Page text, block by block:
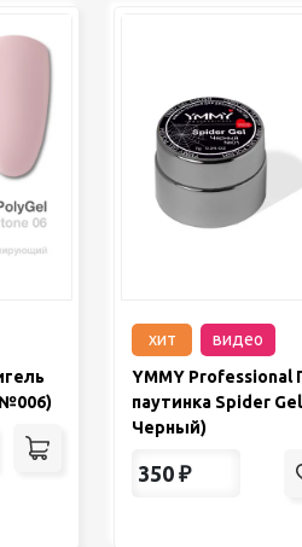
хит
видео
YMMY Professional
паутинка Spider
Черный)
350 ₽